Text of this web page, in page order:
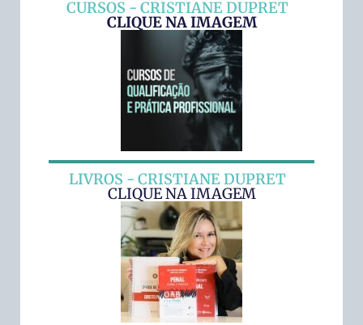
CURSOS - CRISTIANE DUPRET
CLIQUE NA IMAGEM
LIVROS - CRISTIANE DUPRET
CLIQUE NA IMAGEM